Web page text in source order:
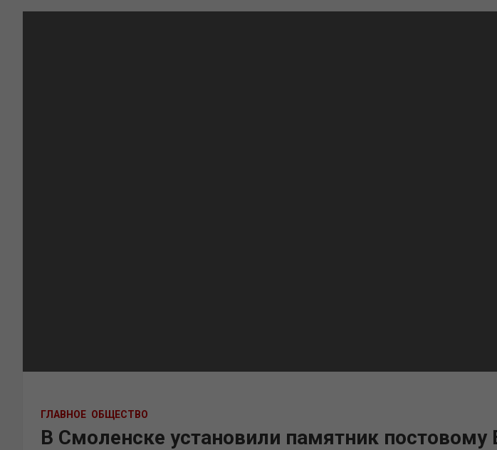
ГЛАВНОЕ ОБЩЕСТВО
В Смоленске установили памятник постовому